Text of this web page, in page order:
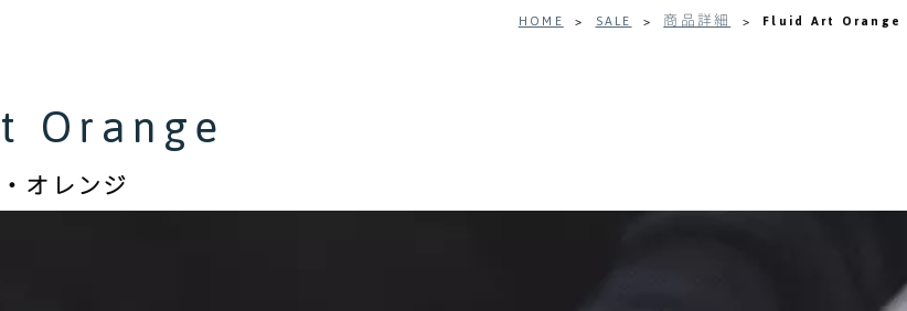
HOME > SALE > 商品詳細 > Fluid Art Orange
Orange
オレンジ